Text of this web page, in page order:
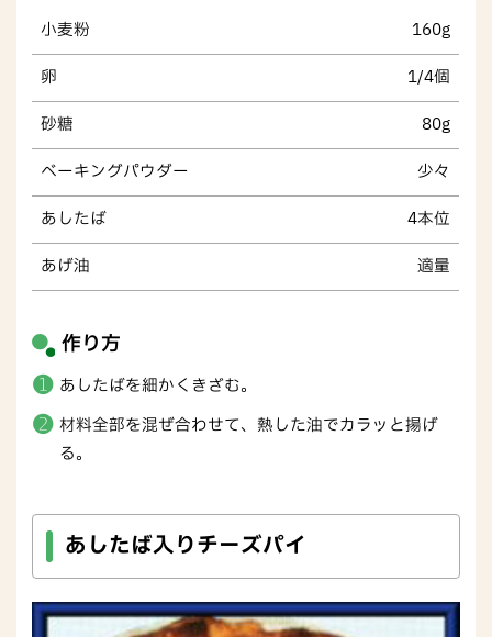
小麦粉 160g
卵 1/4個
砂糖 80g
ベーキングパウダー 少々
あしたば 4本位
あげ油 適量
作り方
あしたばを細かくきざむ。
材料全部を混ぜ合わせて、熱した油でカラッと揚げ
る。
あしたば入りチーズパイ